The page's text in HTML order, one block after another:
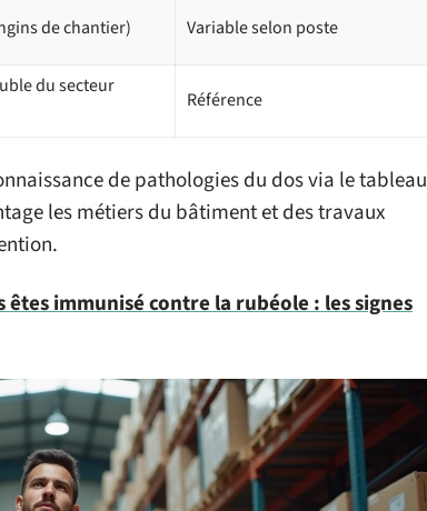
de chantier) Variable selon poste
du secteur
Référence
de pathologies du dos via le tableau
les métiers du bâtiment et des travaux
êtes immunisé contre la rubéole : les signes